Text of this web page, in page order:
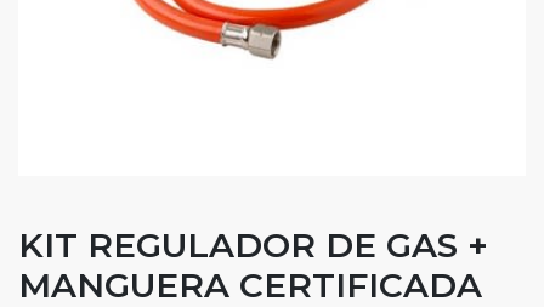
KIT REGULADOR DE GAS +
MANGUERA CERTIFICADA